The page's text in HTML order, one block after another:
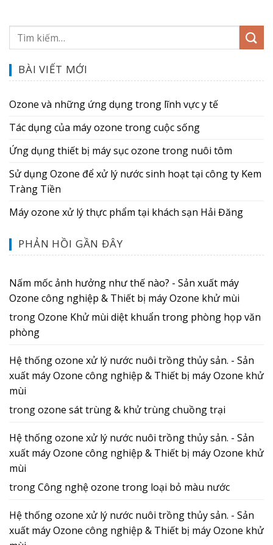
BÀI VIẾT MỚI
Ozone và những ứng dụng trong lĩnh vực y tế
Tác dụng của máy ozone trong cuộc sống
Ứng dụng thiết bị máy sục ozone trong nuôi tôm
Sử dụng Ozone để xử lý nước sinh hoạt tại công ty Kem
Tràng Tiền
Máy ozone xử lý thực phẩm tại khách sạn Hải Đăng
PHẢN HỒI GẦN ĐÂY
Nấm mốc ảnh hưởng như thế nào? - Sản xuất máy
Ozone công nghiệp & Thiết bị máy Ozone khử mùi
trongOzone Khử mùi diệt khuẩn trong phòng họp văn
phòng
Hệ thống ozone xử lý nước nuôi trồng thủy sản. - Sản
xuất máy Ozone công nghiệp & Thiết bị máy Ozone khử
mùi
trongozone sát trùng & khử trùng chuồng trại
Hệ thống ozone xử lý nước nuôi trồng thủy sản. - Sản
xuất máy Ozone công nghiệp & Thiết bị máy Ozone khử
mùi
trongCông nghệ ozone trong loại bỏ màu nước
Hệ thống ozone xử lý nước nuôi trồng thủy sản. - Sản
xuất máy Ozone công nghiệp & Thiết bị máy Ozone khử